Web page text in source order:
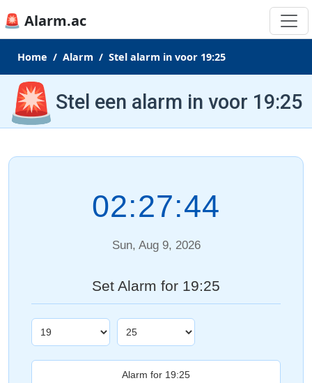
🚨 Alarm.ac
Home Alarm Stel alarm in voor 19:25
🚨 Stel een alarm in voor 19:25
02:27:44
Sun, Aug 9, 2026
Set Alarm for 19:25